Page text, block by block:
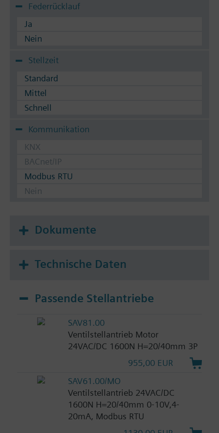
Federrücklauf
Ja
Nein
Stellzeit
Standard
Mittel
Schnell
Kommunikation
KNX
BACnet/IP
Modbus RTU
Nein
Dokumente
Technische Daten
Passende Stellantriebe
SAV81.00
Ventilstellantrieb Motor
24VAC/DC 1600N H=20/40mm 3P
955,00 EUR
SAV61.00/MO
Ventilstellantrieb 24VAC/DC
1600N H=20/40mm 0-10V,4-
20mA, Modbus RTU